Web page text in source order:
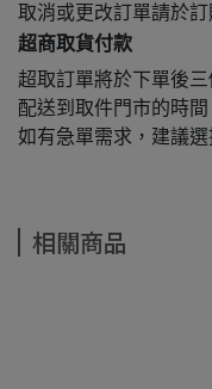
取消或更改訂單請於訂
超商取貨付款
超取訂單將於下單後
配送到取件門市的時間
如有急單需求，建議選
相關商品